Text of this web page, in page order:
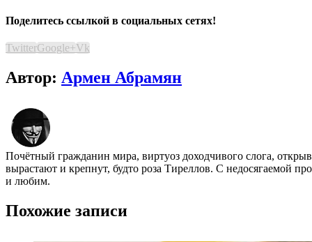
Поделитесь ссылкой в социальных сетях!
TwitterGoogle+Vk
Автор: Армен Абрамян
Почётный гражданин мира, виртуоз доходчивого слога,
вырастают и крепнут, будто роза Тиреллов. С недосягаемой
и любим.
Похожие записи